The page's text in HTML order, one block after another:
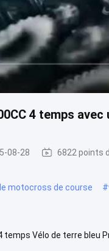
4 temps avec
08-28 6822 points
motocross de course #
Vélo de terre bleu